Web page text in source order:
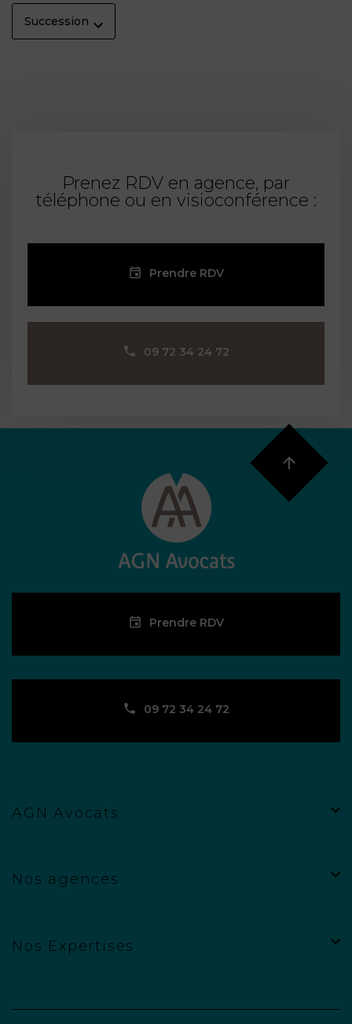
Succession
Prenez RDV en agence, par
téléphone ou en visioconférence :
Prendre RDV
09 72 34 24 72
Prendre RDV
09 72 34 24 72
AGN Avocats
Nos agences
Nos Expertises